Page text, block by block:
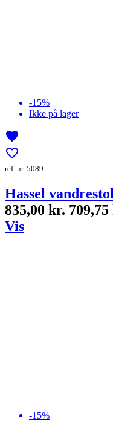
-15%
Ikke på lager
favorite
favorite_border
ref. nr. 5089
Hassel
835,00 kr.
Vis
-15%